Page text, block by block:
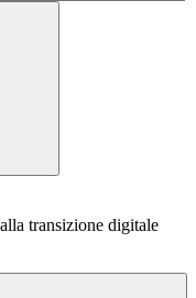
transizione digitale